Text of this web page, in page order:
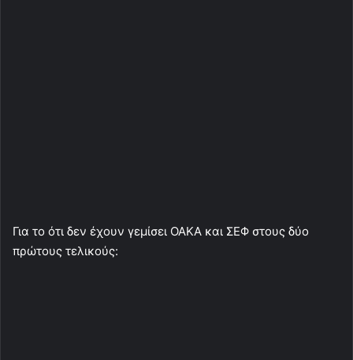
Για το ότι δεν έχουν γεμίσει ΟΑΚΑ και ΣΕΦ στους δύο
πρώτους τελικούς: